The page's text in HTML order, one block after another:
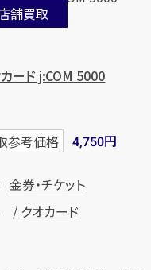
舗買取
ード j:COM 5000
参考価格 4,750円
金券・チケット
クオカード